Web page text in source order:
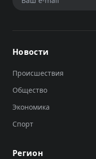
Новости
Происшествия
Общество
Экономика
Спорт
Регион